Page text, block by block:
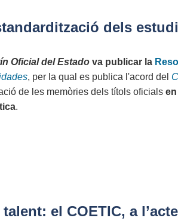
dels
Oficial del Estado va publicar la
, per la qual es publica l'acord del
de les memòries dels títols oficials
.
el COETIC, a